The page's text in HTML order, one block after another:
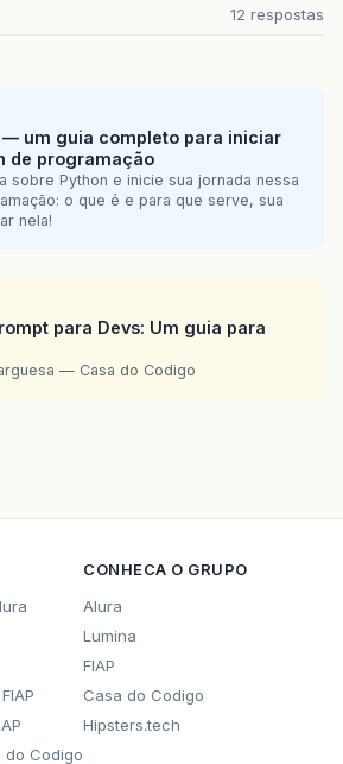
12 respostas
— um guia completo para iniciar
de programação
sobre Python e inicie sua jornada nessa
o que é e para que serve, sua
nela!
para Devs: Um guia para
— Casa do Codigo
do Codigo
CONHECA O GRUPO
Alura
Lumina
FIAP
Casa do Codigo
Hipsters.tech